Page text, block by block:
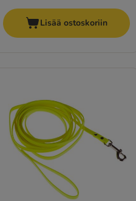
Lisää ostoskoriin